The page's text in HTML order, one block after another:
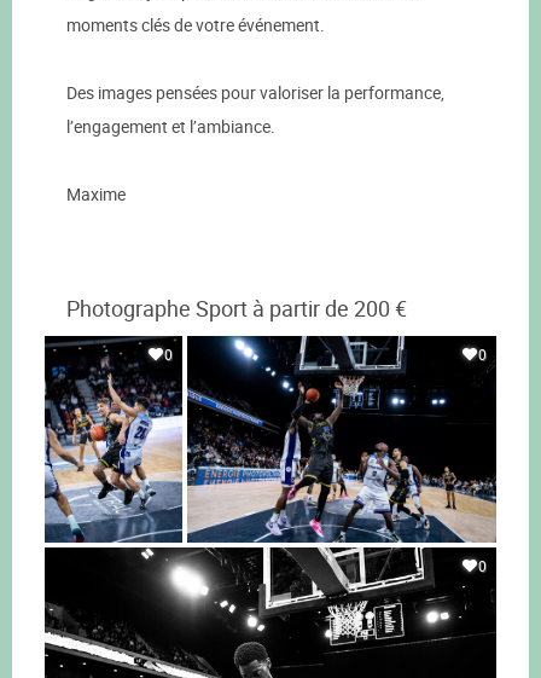
moments clés de votre événement.
Des images pensées pour valoriser la performance,
l’engagement et l’ambiance.
Maxime
Photographe Sport à partir de 200 €
0 0
0